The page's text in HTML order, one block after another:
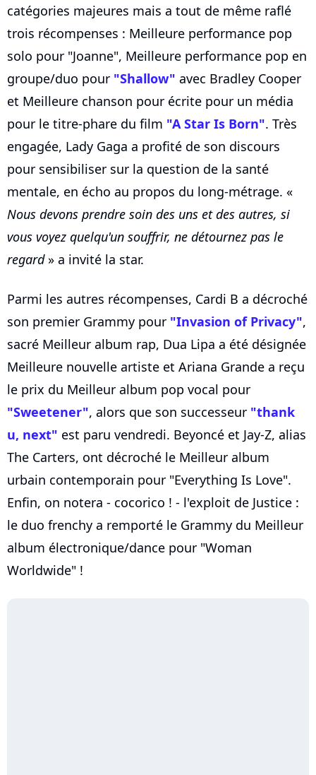
catégories majeures mais a tout de même raflé
trois récompenses : Meilleure performance pop
solo pour "Joanne", Meilleure performance pop en
groupe/duo pour "Shallow" avec Bradley Cooper
et Meilleure chanson pour écrite pour un média
pour le titre-phare du film "A Star Is Born". Très
engagée, Lady Gaga a profité de son discours
pour sensibiliser sur la question de la santé
mentale, en écho au propos du long-métrage. «
Nous devons prendre soin des uns et des autres, si
vous voyez quelqu'un souffrir, ne détournez pas le
regard» a invité la star.
Parmi les autres récompenses, Cardi B a décroché
son premier Grammy pour "Invasion of Privacy",
sacré Meilleur album rap, Dua Lipa a été désignée
Meilleure nouvelle artiste et Ariana Grande a reçu
le prix du Meilleur album pop vocal pour
"Sweetener", alors que son successeur "thank
u, next" est paru vendredi. Beyoncé et Jay-Z, alias
The Carters, ont décroché le Meilleur album
urbain contemporain pour "Everything Is Love".
Enfin, on notera - cocorico ! - l'exploit de Justice :
le duo frenchy a remporté le Grammy du Meilleur
album électronique/dance pour "Woman
Worldwide" !